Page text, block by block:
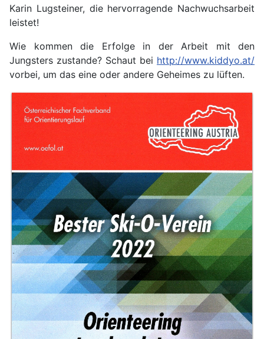
Karin Lugsteiner, die hervorragende Nachwuchsarbeit
leistet!
Wie kommen die Erfolge in der Arbeit mit den
Jungsters zustande? Schaut bei http://www.kiddyo.at/
vorbei, um das eine oder andere Geheimes zu lüften.